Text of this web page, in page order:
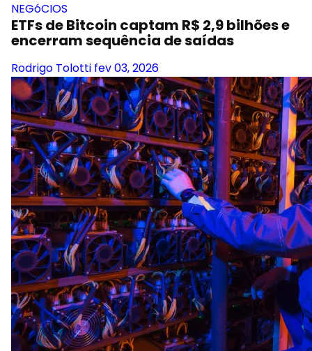
NEGóCIOS
ETFs de Bitcoin captam R$ 2,9 bilhões e
encerram sequência de saídas
Rodrigo Tolotti fev 03, 2026